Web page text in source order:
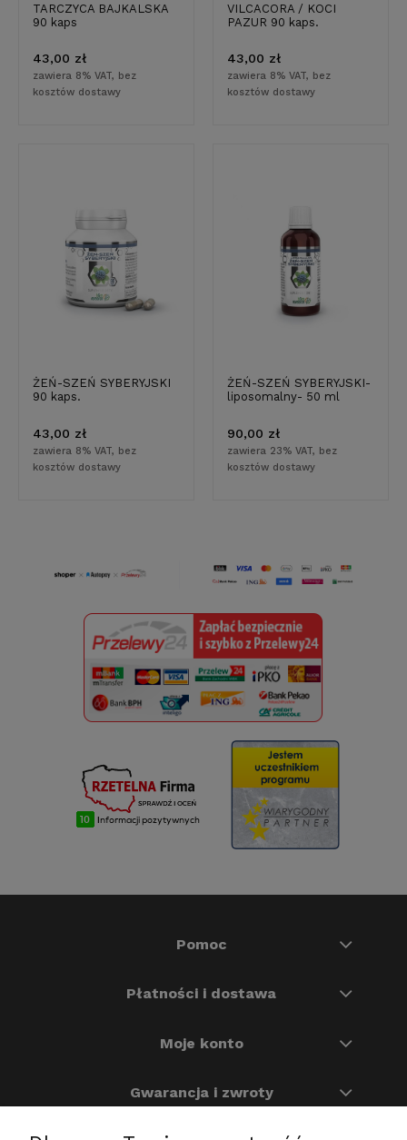
TARCZYCA BAJKALSKA
90 kaps
43,00 zł
zawiera 8% VAT, bez
kosztów dostawy
VILCACORA / KOCI
PAZUR 90 kaps.
43,00 zł
zawiera 8% VAT, bez
kosztów dostawy
ŻEŃ-SZEŃ SYBERYJSKI
90 kaps.
43,00 zł
zawiera 8% VAT, bez
kosztów dostawy
ŻEŃ-SZEŃ SYBERYJSKI-
liposomalny- 50 ml
90,00 zł
zawiera 23% VAT, bez
kosztów dostawy
Pomoc
Płatności i dostawa
Moje konto
Gwarancja i zwroty